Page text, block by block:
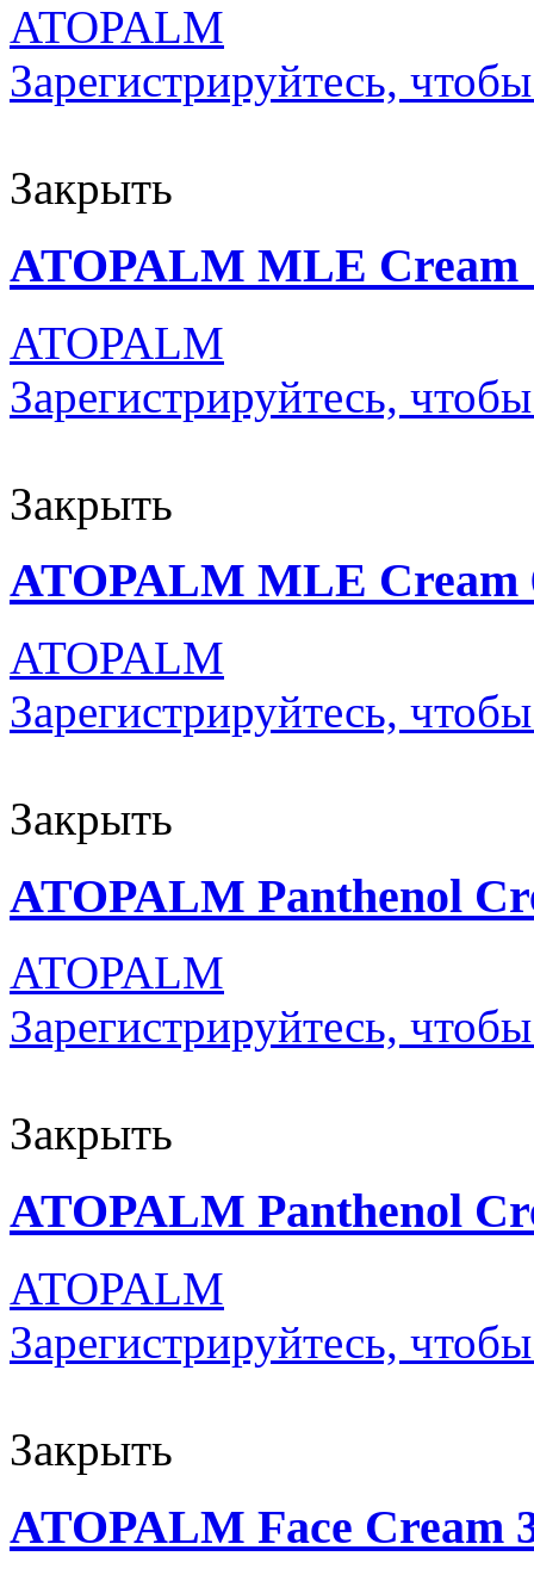
ATOPALM
Зарегистрируйтесь,
Закрыть
ATOPALM MLE Cream
ATOPALM
Зарегистрируйтесь,
Закрыть
ATOPALM MLE Cream
ATOPALM
Зарегистрируйтесь,
Закрыть
ATOPALM Panthenol
ATOPALM
Зарегистрируйтесь,
Закрыть
ATOPALM Panthenol
ATOPALM
Зарегистрируйтесь,
Закрыть
ATOPALM Face Cream